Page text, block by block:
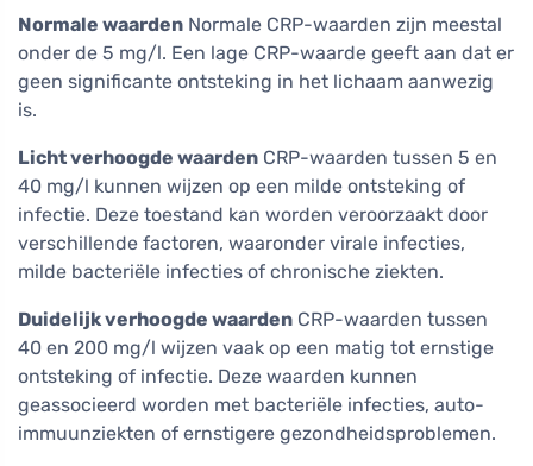
Normale waarden Normale CRP-waarden zijn meestal
onder de 5 mg/l. Een lage CRP-waarde geeft aan dat er
geen significante ontsteking in het lichaam aanwezig
is.
Licht verhoogde waarden CRP-waarden tussen 5 en
40 mg/l kunnen wijzen op een milde ontsteking of
infectie. Deze toestand kan worden veroorzaakt door
verschillende factoren, waaronder virale infecties,
milde bacteriële infecties of chronische ziekten.
Duidelijk verhoogde waarden CRP-waarden tussen
40 en 200 mg/l wijzen vaak op een matig tot ernstige
ontsteking of infectie. Deze waarden kunnen
geassocieerd worden met bacteriële infecties, auto-
immuunziekten of ernstigere gezondheidsproblemen.